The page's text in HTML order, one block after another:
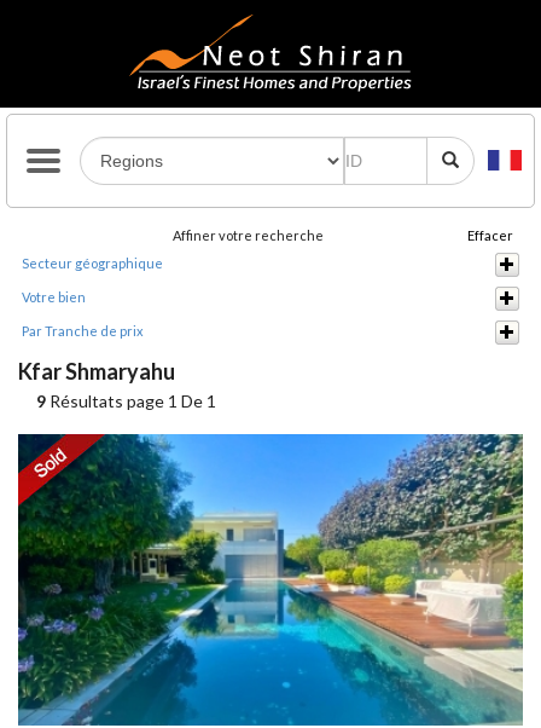
Affiner votre recherche
Effacer
Secteur géographique
Votre bien
Par Tranche de prix
Kfar Shmaryahu
9 Résultats page 1 De 1